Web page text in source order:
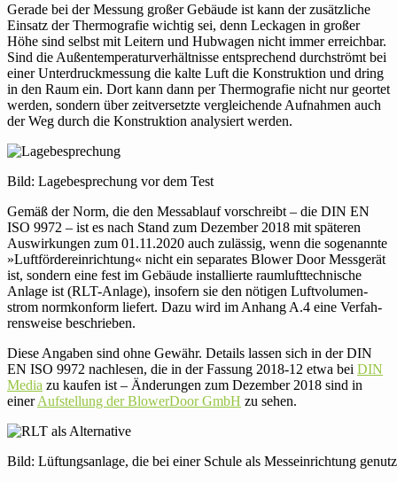
Gerade bei der Messung großer Gebäude ist kann der zusätz­liche
Einsatz der Ther­mo­grafie wichtig sei, denn Leckagen in großer
Höhe sind selbst mit Leitern und Hub­wagen nicht immer erreichbar.
Sind die Außen­tem­pe­ra­tur­ver­hält­nisse ent­spre­chend durch­strömt bei
einer Unter­druck­mes­sung die kalte Luft die Kon­struk­tion und dring
in den Raum ein. Dort kann dann per Ther­mo­grafie nicht nur geortet
werden, sondern über zeit­ver­setzte ver­glei­chende Auf­nahmen auch
der Weg durch die Kon­struk­tion ana­ly­siert werden.
Bild: Lage­be­spre­chung vor dem Test
Gemäß der Norm, die den Mess­ab­lauf vor­schreibt – die DIN EN
ISO 9972 – ist es nach Stand zum Dezember 2018 mit spä­teren
Aus­wir­kungen zum 01.11.2020 auch zulässig, wenn die soge­nannte
»Luft­för­der­ein­rich­tung« nicht ein sepa­rates Blower Door Mess­gerät
ist, sondern eine fest im Gebäude instal­lierte raum­luft­tech­ni­sche
Anlage ist (RLT-Anlage), inso­fern sie den nötigen Luft­vo­lu­men­
strom norm­kon­form liefert. Dazu wird im Anhang A.4 eine Ver­fah­
rens­weise beschrieben.
Diese Angaben sind ohne Gewähr. Details lassen sich in der DIN
EN ISO 9972 nach­lesen, die in der Fassung 2018-12 etwa bei DIN
Media zu kaufen ist – Ände­rungen zum Dezember 2018 sind in
einerAuf­stel­lung der Blo­wer­Door GmbH zu sehen.
Bild: Lüf­tungs­an­lage, die bei einer Schule als Mess­ein­rich­tung